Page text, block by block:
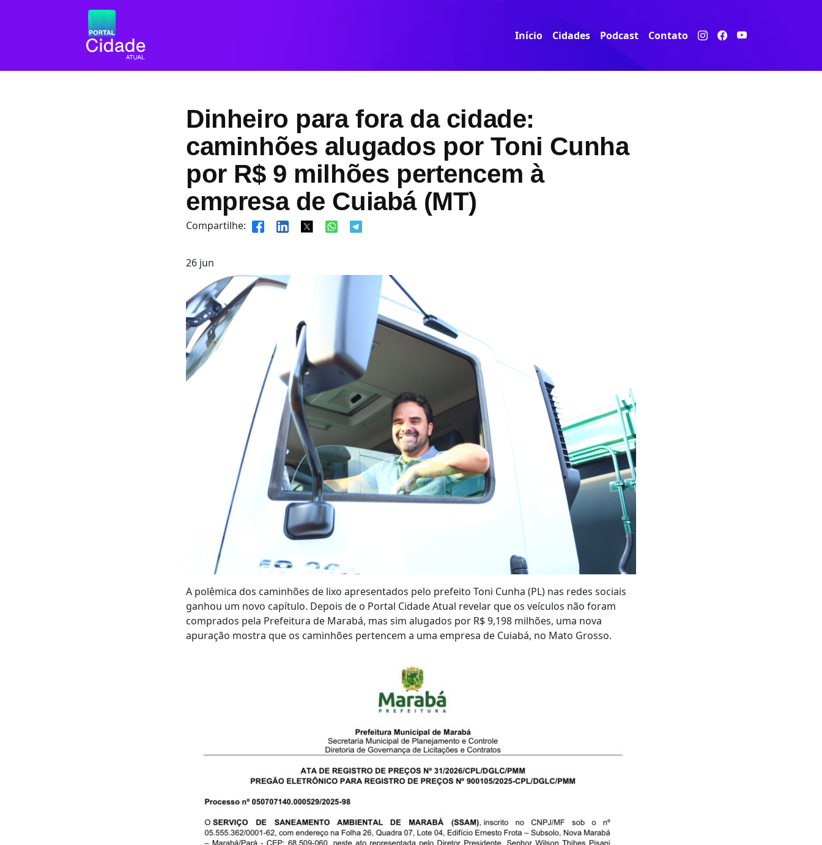
Início Cidades Podcast Contato
Dinheiro para fora da cidade:
caminhões alugados por Toni Cunha
por R$ 9 milhões pertencem à
empresa de Cuiabá (MT)
Compartilhe:
26 jun
A polêmica dos caminhões de lixo apresentados pelo prefeito Toni Cunha (PL) nas redes sociais
ganhou um novo capítulo. Depois de o Portal Cidade Atual revelar que os veículos não foram
comprados pela Prefeitura de Marabá, mas sim alugados por R$ 9,198 milhões, uma nova
apuração mostra que os caminhões pertencem a uma empresa de Cuiabá, no Mato Grosso.